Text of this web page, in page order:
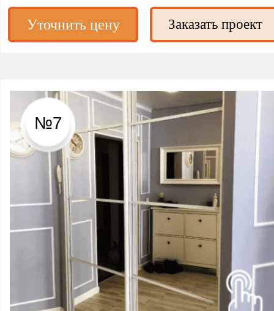
Уточнить цену Заказать проект
№7